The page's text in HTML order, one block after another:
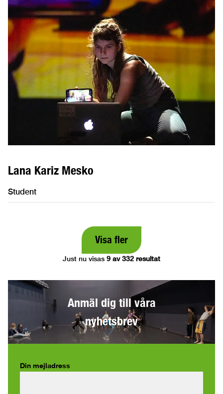
Lana Kariz Mesko
Student
Visa fler
Just nu visas 9 av 332 resultat
Anmäl dig till våra
nyhetsbrev
Din mejladress